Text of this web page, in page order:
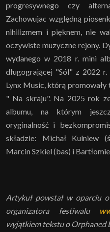
progresywnego czy
Zachowujac względną
nihilizmem i pięknem, nie
oczywiste muzyczne rejony.
wydanego w 2018 r. mini
długogrającej "Sól" z 2022
Lynx Music, którą
" Na skraju". Na 2025 rok
albumu, na którym
oryginalność i
składzie: Michał Kulniew
Marcin Szkiel (bas) i
Artykuł powstał w oparciu
organizatora festiwalu
wyjątkiem tekstu o Orphaned